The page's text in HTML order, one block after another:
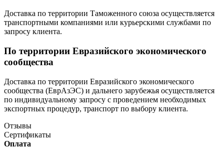
Доставка по территории Таможенного союза осуществляется
транспортными компаниями или курьерскими службами по
запросу клиента.
По территории Евразийского экономического
сообщества
Доставка по территории Евразийского экономического
сообщества (ЕврАзЭС) и дальнего зарубежья осуществляется
по индивидуальному запросу с проведением необходимых
экспортных процедур, транспорт по выбору клиента.
Отзывы
Сертификаты
Оплата